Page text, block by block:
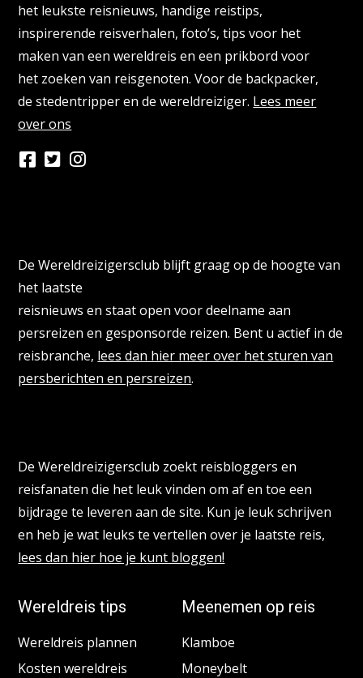
het leukste reisnieuws, handige reistips,
inspirerende reisverhalen, foto’s, tips voor het
maken van een wereldreis en een prikbord voor
het zoeken van reisgenoten. Voor de backpacker,
de stedentripper en de wereldreiziger. Lees meer
over ons
De Wereldreizigersclub blijft graag op de hoogte van
het laatste
reisnieuws en staat open voor deelname aan
persreizen en gesponsorde reizen. Bent u actief in de
reisbranche, lees dan hier meer over het sturen van
persberichten en persreizen.
De Wereldreizigersclub zoekt reisbloggers en
reisfanaten die het leuk vinden om af en toe een
bijdrage te leveren aan de site. Kun je leuk schrijven
en heb je wat leuks te vertellen over je laatste reis,
lees dan hier hoe je kunt bloggen!
Wereldreis tips
Wereldreis plannen
Kosten wereldreis
Meenemen op reis
Klamboe
Moneybelt